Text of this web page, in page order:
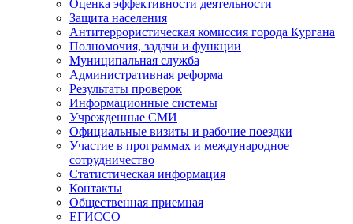
Оценка эффективности деятельности
Защита населения
Антитеррористическая комиссия города Кургана
Полномочия, задачи и функции
Муниципальная служба
Административная реформа
Результаты проверок
Информационные системы
Учрежденные СМИ
Официальные визиты и рабочие поездки
Участие в программах и международное
сотрудничество
Статистическая информация
Контакты
Общественная приемная
ЕГИССО